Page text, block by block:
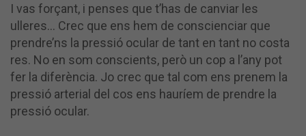
I vas forçant, i penses que t’has de canviar les
ulleres… Crec que ens hem de conscienciar que
prendre’ns la pressió ocular de tant en tant no costa
res. No en som conscients, però un cop a l’any pot
fer la diferència. Jo crec que tal com ens prenem la
pressió arterial del cos ens hauríem de prendre la
pressió ocular.